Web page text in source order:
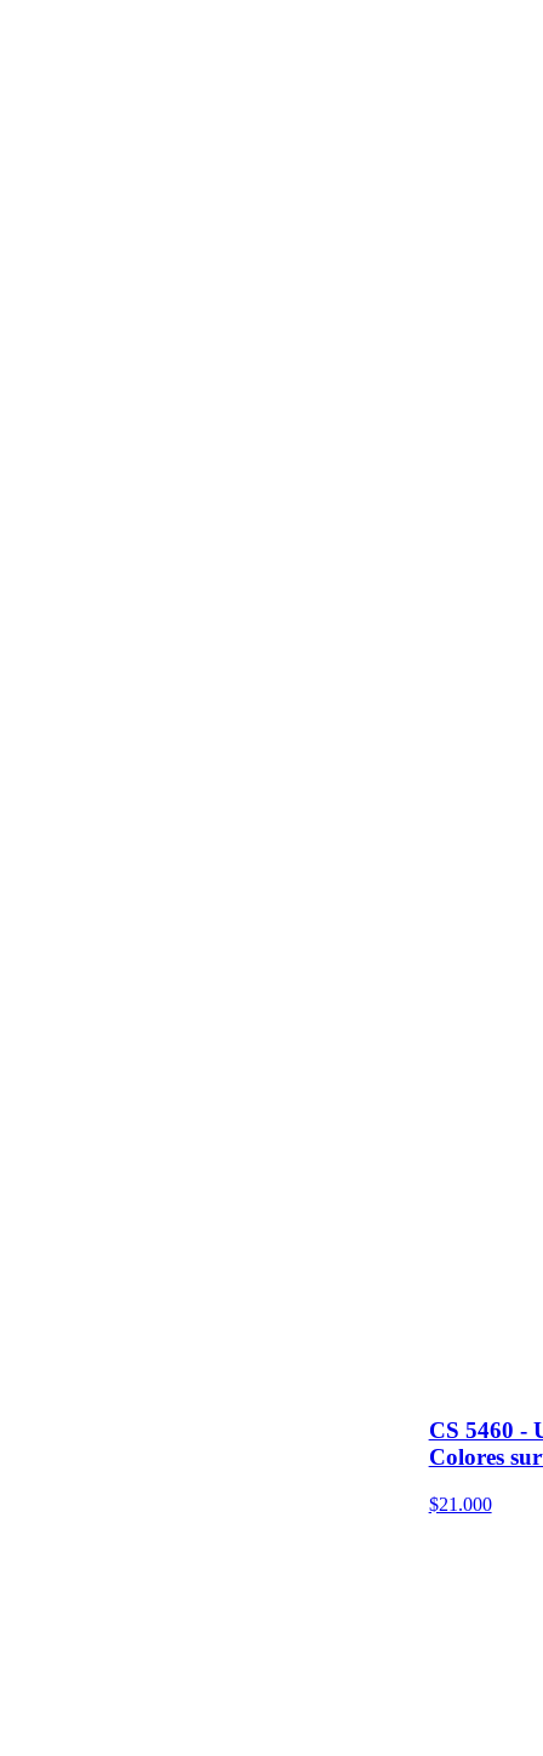
CS 5460 -
Colores
$21.000